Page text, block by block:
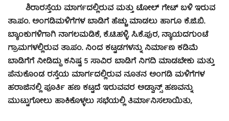
ಶಿರಾರಸ್ತೆಯ ಮಾರ್ಗದಲ್ಲಿರುವ ಮತ್ತು ಟೋಲ್ ಗೇಟ್ ಬಳಿ ಇರುವ
ತಾ.ಪಂ. ಅಂಗಡಿಮಳಿಗೆಗಳ ಬಾಡಿಗೆ ಹೆಚ್ಚು ಮಾಡಲು ಹಾಗೂ ಕೆ.ಜಿ.ಬಿ.
ಬ್ಯಾಂಕುಗಳಿಗಾಗಿ ನಾಗಲಮಡಿಕೆ, ಕೆ.ಟಿ.ಹಳ್ಳಿ. ಸಿ.ಕೆ.ಪುರ, ನ್ಯಾಯದಗುಂಟೆ
ಗ್ರಾಮಗಳಲ್ಲಿರುವ ತಾ.ಪಂ. ನಿಂದ ಕಟ್ಟಡಗಳನ್ನು ನಿರ್ಮಾಣ ಕಡಿಮೆ
ಬಾಡಿಗೆಗೆ ನೀಡಿದ್ದು ಕನಿಷ್ಟ 5 ಸಾವಿರ ಬಾಡಿಗೆ ನಿಗದಿ ಮಾಡಬೇಕು ಮತ್ತು
ಪೆನುಕೊಂಡ ರಸ್ತೆಯ ಮಾರ್ಗದಲ್ಲಿರುವ ನೂತನ ಅಂಗಡಿ ಮಳಿಗೆಗಳ
ಹರಾಜಿನಲ್ಲಿ ಪೂರ್ತಿ ಹಣ ಕಟ್ಟದೆ ಇರುವವರ ಅಡ್ವಾನ್ಸ್ ಹಣವನ್ನು
ಮುಟ್ಟುಗೋಲು ಹಾಕಿಕೊಳ್ಳಲು ಸಭೆಯಲ್ಲಿ ತಿರ್ಮಾನಿಸಲಾಯಿತು,